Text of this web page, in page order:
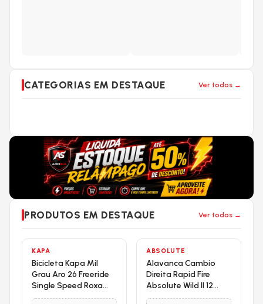
CATEGORIAS EM DESTAQUE Ver todos →
PRODUTOS EM DESTAQUE Ver todos →
KAPA
Bicicleta Kapa Mil
Grau Aro 26 Freeride
Single Speed Roxa
Especial
ABSOLUTE
Alavanca Cambio
Direita Rapid Fire
Absolute Wild II 12
Marchas Alumínio